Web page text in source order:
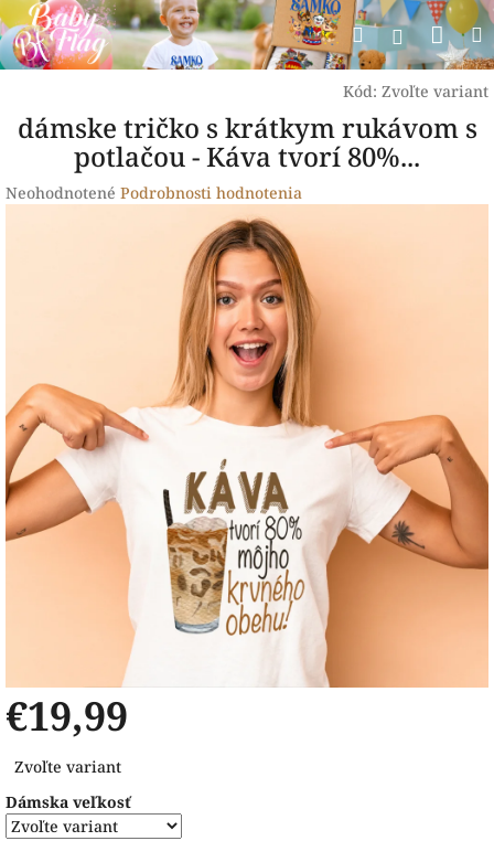
Prejsť
na
obsah
Hľadať
Kód: Zvoľte variant
dámske tričko s krátkym rukávom s
potlačou - Káva tvorí 80%...
Priemerné
Neohodnotené Podrobnosti hodnotenia
€19,99
cena:
Zvoľte variant
Dámska veľkosť